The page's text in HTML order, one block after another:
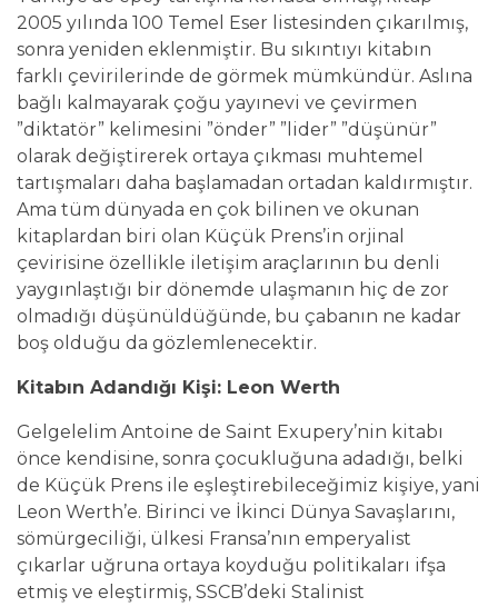
2005 yılında 100 Temel Eser listesinden çıkarılmış,
sonra yeniden eklenmiştir. Bu sıkıntıyı kitabın
farklı çevirilerinde de görmek mümkündür. Aslına
bağlı kalmayarak çoğu yayınevi ve çevirmen
”diktatör” kelimesini ”önder” ”lider” ”düşünür”
olarak değiştirerek ortaya çıkması muhtemel
tartışmaları daha başlamadan ortadan kaldırmıştır.
Ama tüm dünyada en çok bilinen ve okunan
kitaplardan biri olan Küçük Prens’in orjinal
çevirisine özellikle iletişim araçlarının bu denli
yaygınlaştığı bir dönemde ulaşmanın hiç de zor
olmadığı düşünüldüğünde, bu çabanın ne kadar
boş olduğu da gözlemlenecektir.
Kitabın Adandığı Kişi: Leon Werth
Gelgelelim Antoine de Saint Exupery’nin kitabı
önce kendisine, sonra çocukluğuna adadığı, belki
de Küçük Prens ile eşleştirebileceğimiz kişiye, yani
Leon Werth’e. Birinci ve İkinci Dünya Savaşlarını,
sömürgeciliği, ülkesi Fransa’nın emperyalist
çıkarlar uğruna ortaya koyduğu politikaları ifşa
etmiş ve eleştirmiş, SSCB’deki Stalinist